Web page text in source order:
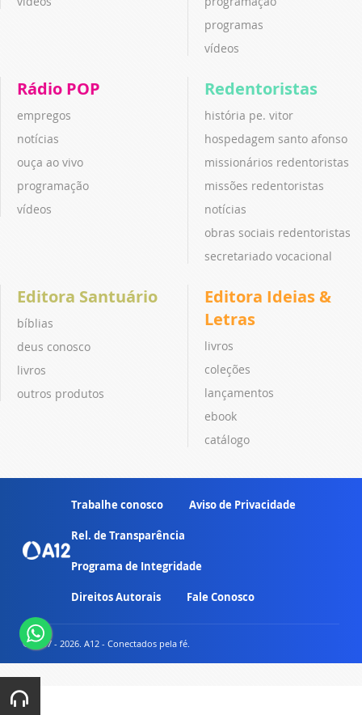
programas
vídeos
Rádio POP
empregos
notícias
ouça ao vivo
programação
vídeos
Redentoristas
história pe. vitor
hospedagem santo afonso
missionários redentoristas
missões redentoristas
notícias
obras sociais redentoristas
secretariado vocacional
Editora Santuário
bíblias
deus conosco
livros
outros produtos
Editora Ideias &
Letras
livros
coleções
lançamentos
ebook
catálogo
Trabalhe conosco Aviso de Privacidade
Rel. de Transparência
Programa de Integridade
Direitos Autorais Fale Conosco
© 2007 - 2026. A12 - Conectados pela fé.